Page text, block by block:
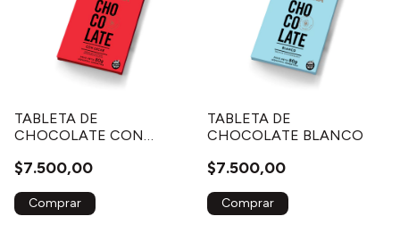
TABLETA DE
CHOCOLATE CON
$7.500,00
TABLETA DE
CHOCOLATE BLANCO
$7.500,00